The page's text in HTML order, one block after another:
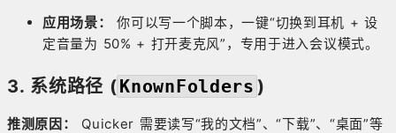
应用场景：
你可以写一个脚本，一键“切换到耳机 + 设
定音量为 50% + 打开麦克风”，专用于进入会议模式。
3. 系统路径 (KnownFolders )
推测原因：
Quicker 需要读写“我的文档”、“下载”、“桌面”等